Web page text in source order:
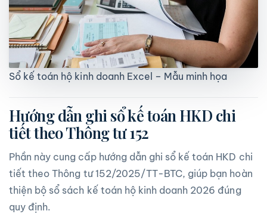
Sổ kế toán hộ kinh doanh Excel – Mẫu minh họa
Hướng dẫn ghi sổ kế toán HKD chi
tiết theo Thông tư 152
Phần này cung cấp hướng dẫn ghi sổ kế toán HKD chi
tiết theo Thông tư 152/2025/TT-BTC, giúp bạn hoàn
thiện bộ sổ sách kế toán hộ kinh doanh 2026 đúng
quy định.